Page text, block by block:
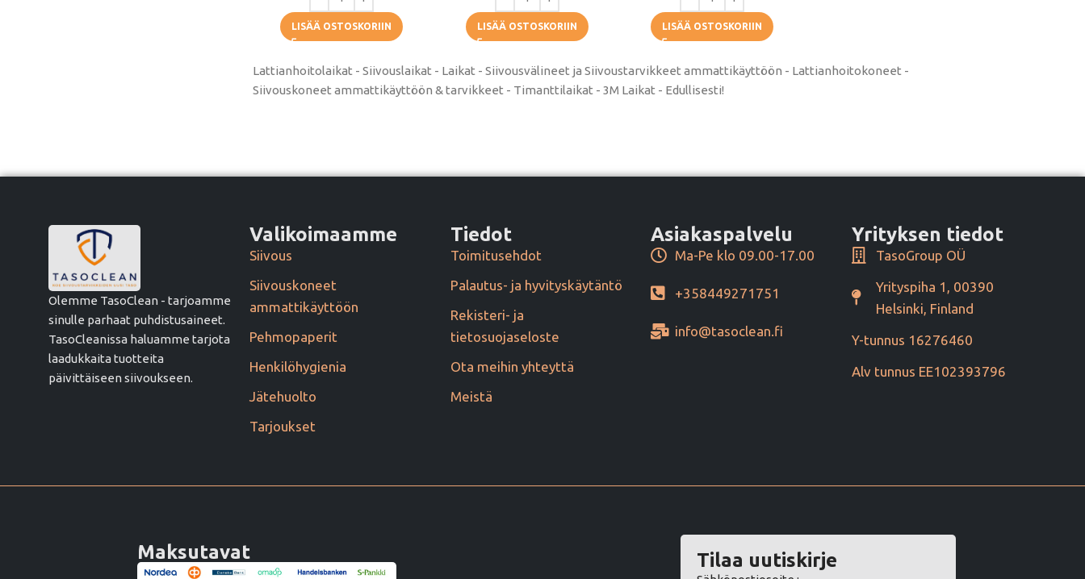
LISÄÄ OSTOSKORIIN LISÄÄ OSTOSKORIIN LISÄÄ OSTOSKORIIN
Lattianhoitolaikat - Siivouslaikat - Laikat - Siivousvälineet ja Siivoustarvikkeet ammattikäyttöön - Lattianhoitokoneet -
Siivouskoneet ammattikäyttöön & tarvikkeet - Timanttilaikat - 3M Laikat - Edullisesti!
Olemme TasoClean - tarjoamme
sinulle parhaat puhdistusaineet.
TasoCleanissa haluamme tarjota
laadukkaita tuotteita
päivittäiseen siivoukseen.
Valikoimaamme
Siivous
Siivouskoneet
ammattikäyttöön
Pehmopaperit
Henkilöhygienia
Jätehuolto
Tarjoukset
Tiedot
Toimitusehdot
Palautus- ja hyvityskäytäntö
Rekisteri- ja
tietosuojaseloste
Ota meihin yhteyttä
Meistä
Asiakaspalvelu
Ma-Pe klo 09.00-17.00
+358449271751
info@tasoclean.fi
Yrityksen tiedot
TasoGroup OÜ
Yrityspiha 1, 00390
Helsinki, Finland
Y-tunnus 16276460
Alv tunnus EE102393796
Maksutavat Tilaa uutiskirje